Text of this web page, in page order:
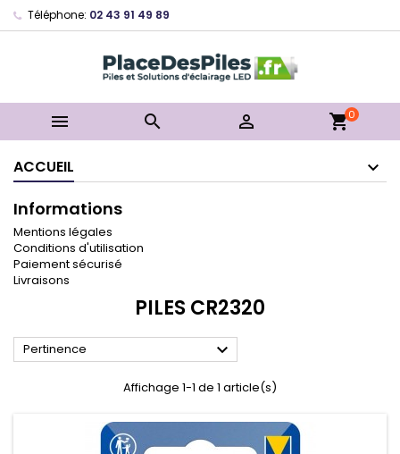
Téléphone: 02 43 91 49 89
   shopping_cart0
ACCUEIL
Informations
Mentions légales
Conditions d'utilisation
Paiement sécurisé
Livraisons
PILES CR2320
Pertinence 
Affichage 1-1 de 1 article(s)